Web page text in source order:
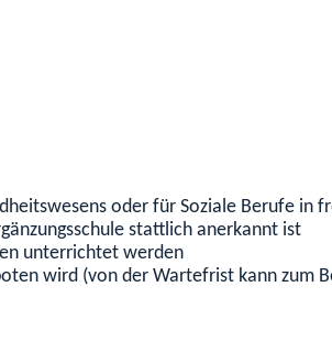
oder für Soziale Berufe in
stattlich anerkannt ist
unterrichtet werden
wird (von der Wartefrist kann zum